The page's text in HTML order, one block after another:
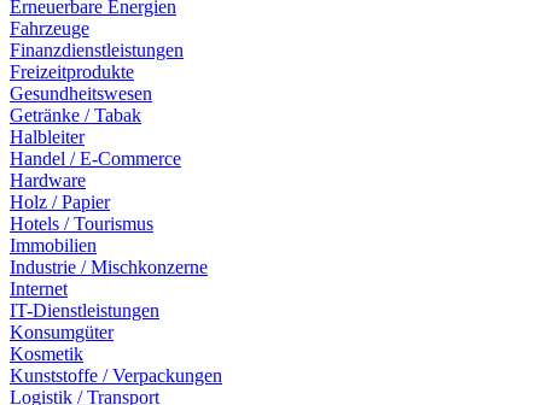
Erneuerbare Energien
Fahrzeuge
Finanzdienstleistungen
Freizeitprodukte
Gesundheitswesen
Getränke / Tabak
Halbleiter
Handel / E-Commerce
Hardware
Holz / Papier
Hotels / Tourismus
Immobilien
Industrie / Mischkonzerne
Internet
IT-Dienstleistungen
Konsumgüter
Kosmetik
Kunststoffe / Verpackungen
Logistik / Transport